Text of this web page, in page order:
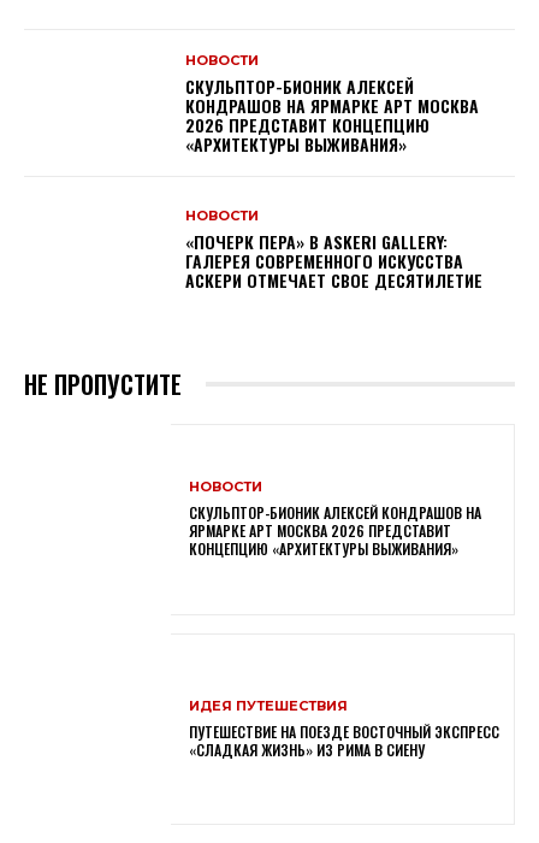
НОВОСТИ
СКУЛЬПТОР-БИОНИК АЛЕКСЕЙ
КОНДРАШОВ НА ЯРМАРКЕ АРТ МОСКВА
2026 ПРЕДСТАВИТ КОНЦЕПЦИЮ
«АРХИТЕКТУРЫ ВЫЖИВАНИЯ»
НОВОСТИ
«ПОЧЕРК ПЕРА» В ASKERI GALLERY:
ГАЛЕРЕЯ СОВРЕМЕННОГО ИСКУССТВА
АСКЕРИ ОТМЕЧАЕТ СВОЕ ДЕСЯТИЛЕТИЕ
НЕ ПРОПУСТИТЕ
НОВОСТИ
СКУЛЬПТОР-БИОНИК АЛЕКСЕЙ КОНДРАШОВ НА
ЯРМАРКЕ АРТ МОСКВА 2026 ПРЕДСТАВИТ
КОНЦЕПЦИЮ «АРХИТЕКТУРЫ ВЫЖИВАНИЯ»
ИДЕЯ ПУТЕШЕСТВИЯ
ПУТЕШЕСТВИЕ НА ПОЕЗДЕ ВОСТОЧНЫЙ ЭКСПРЕСС
«СЛАДКАЯ ЖИЗНЬ» ИЗ РИМА В СИЕНУ